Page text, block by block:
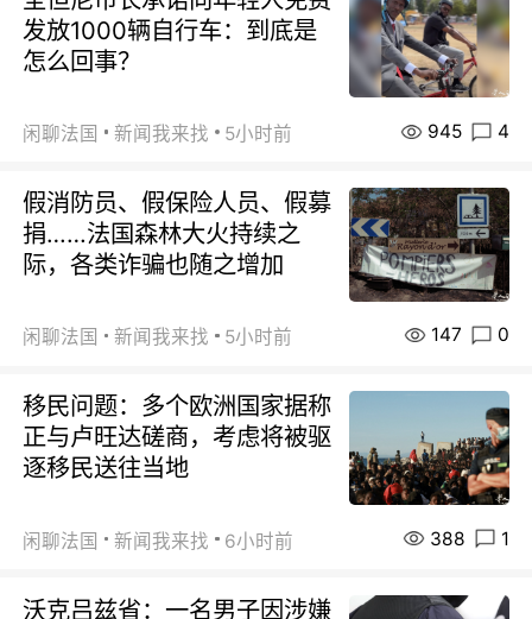
发放1000辆自行车：到底是
怎么回事？
闲聊法国 新闻我来找 5小时前 945 4
假消防员、假保险人员、假募
捐……法国森林大火持续之
际，各类诈骗也随之增加
闲聊法国 新闻我来找 5小时前 147 0
移民问题：多个欧洲国家据称
正与卢旺达磋商，考虑将被驱
逐移民送往当地
闲聊法国 新闻我来找 6小时前 388 1
沃克吕兹省：一名男子因涉嫌